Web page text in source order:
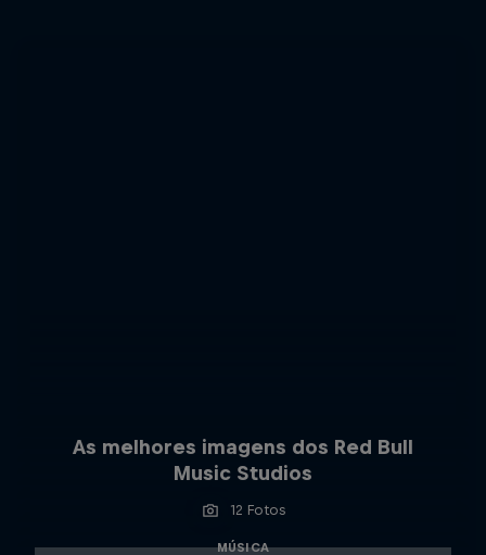
As melhores imagens dos Red Bull
Music Studios
12 Fotos
MÚSICA